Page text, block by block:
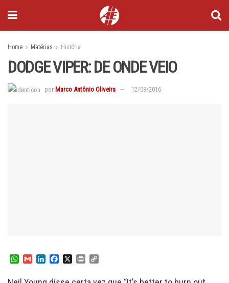
Home Matérias História
DODGE VIPER: DE ONDE VEIO
por Marco Antônio Oliveira 12/08/2016
W
a
G
X
P
i